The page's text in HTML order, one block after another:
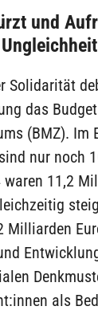
und
Solidarität
das
(BMZ). Im
nur noch
waren 11,2
als